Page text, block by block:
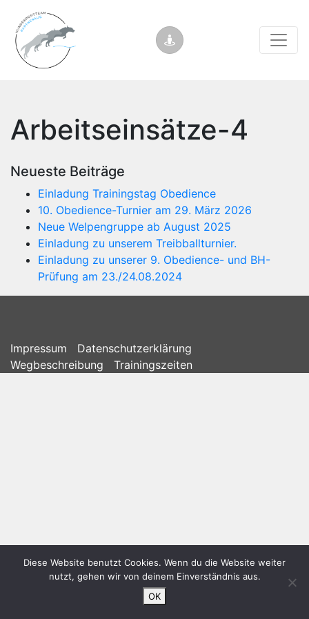
Arbeitseinsätze-4
Neueste Beiträge
Einladung Trainingstag Obedience
10. Obedience-Turnier am 29. März 2026
Neue Welpengruppe ab August 2025
Einladung zu unserem Treibballturnier.
Einladung zu unserer 9. Obedience- und BH-
Prüfung am 23./24.08.2024
Impressum
Datenschutzerklärung
Wegbeschreibung
Trainingszeiten
Diese Website benutzt Cookies. Wenn du die Website weiter
nutzt, gehen wir von deinem Einverständnis aus.
OK